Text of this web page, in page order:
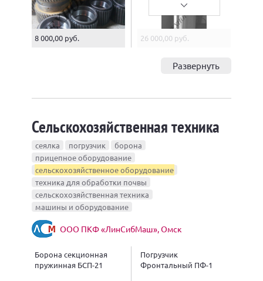
8 000,00 руб. 26 000,00 руб.
Развернуть
Сельскохозяйственная техника
сеялка погрузчик
борона
прицепное оборудование
сельскохозяйственное оборудование
техника для обработки почвы
сельскохозяйственная техника
машины и оборудование
ООО ПКФ «ЛинСибМаш», Омск
Борона секционная
пружинная БСП-21
Погрузчик
Фронтальный ПФ-1